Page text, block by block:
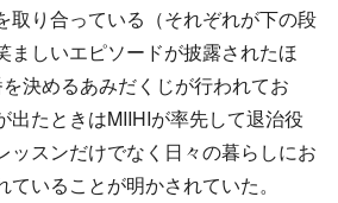
取り合っている（それぞれが下の段
ましいエピソードが披露されたほ
決めるあみだくじが行われてお
出たときはMIIHIが率先して退治役
ッスンだけでなく日々の暮らしにお
いることが明かされていた。